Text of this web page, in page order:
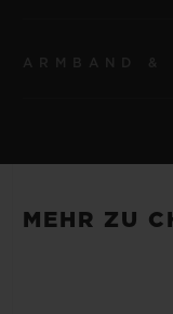
ARMBAND
MEHR ZU